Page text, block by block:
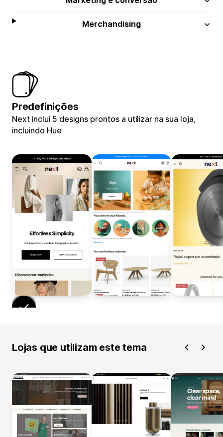
Merchandising
Predefinições
Next inclui 5 designs prontos a utilizar na sua loja,
incluindo Hue
Lojas que utilizam este tema